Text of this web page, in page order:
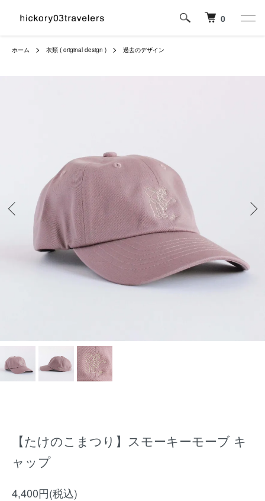
0
ホーム 衣類 ( original design ) 過去のデザイン
【たけのこまつり】スモーキーモーブ キ
ャップ
4,400円(税込)